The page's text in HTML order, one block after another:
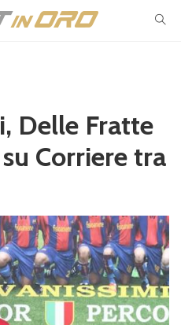
Delle Fratte
Corriere tra